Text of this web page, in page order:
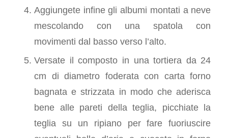
Aggiungete infine gli albumi montati a neve
mescolando con una spatola con
movimenti dal basso verso l’alto.
Versate il composto in una tortiera da 24
cm di diametro foderata con carta forno
bagnata e strizzata in modo che aderisca
bene alle pareti della teglia, picchiate la
teglia su un ripiano per fare fuoriuscire